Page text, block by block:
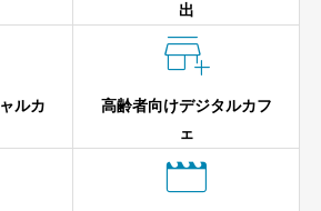
出
ルカ

高齢者向けデジタルカフ
ェ
